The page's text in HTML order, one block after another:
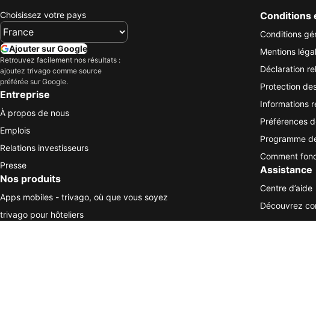
Choisissez votre pays
Ajouter sur Google
Retrouvez facilement nos résultats :
ajoutez trivago comme source
préférée sur Google.
Entreprise
À propos de nous
Emplois
Relations investisseurs
Presse
Nos produits
Apps mobiles - trivago, où que vous soyez
trivago pour hôteliers
Conditions
Conditions
Mentions
Déclaration
Protection
Informations
Préférences
Programme
Comment
Assistance
Centre d’aide
Découvrez